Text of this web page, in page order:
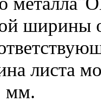
ширины
листа
мм.